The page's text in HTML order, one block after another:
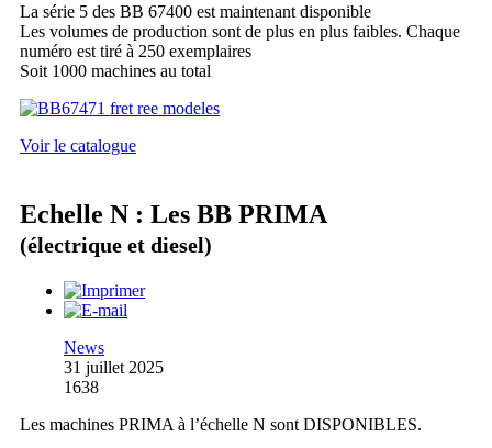
La série 5 des BB 67400 est maintenant disponible
Les volumes de production sont de plus en plus faibles. Chaque
numéro est tiré à 250 exemplaires
Soit 1000 machines au total
Voir le catalogue
Echelle N : Les BB PRIMA
(électrique et diesel)
News
31 juillet 2025
1638
Les machines PRIMA à l’échelle N sont DISPONIBLES.